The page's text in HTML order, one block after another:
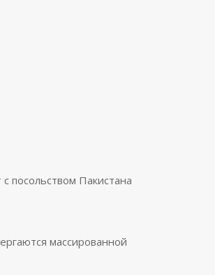
посольством Пакистана
массированной